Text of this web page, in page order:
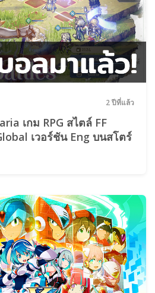
2 ปีที่แล้ว
เกม RPG สไตล์ FF
เวอร์ชัน Eng บนสโตร์